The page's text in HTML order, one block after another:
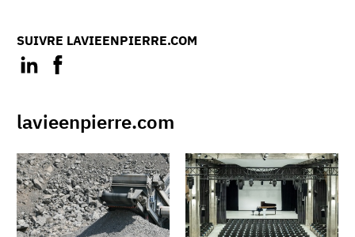
SUIVRE LAVIEENPIERRE.COM
lavieenpierre.com